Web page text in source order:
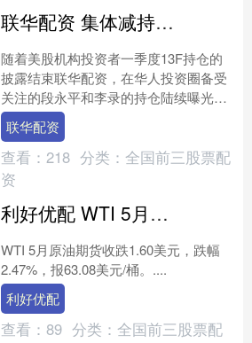
联华配资 集体减持！段永平、李录最新持仓曝光！
随着美股机构投资者一季度13F持仓的
披露结束联华配资，在华人投资圈备受
关注的段永平和李录的持仓陆续曝光。
一季度，段永平罕见地进行了一轮密集
的调仓。被认为是由段....
联华配资
查看： 218 分类： 全国前三股票配
资
利好优配 WTI 5月原油期货收跌1.60美元 跌幅2.47%
WTI 5月原油期货收跌1.60美元，跌幅
2.47%，报63.08美元/桶。....
利好优配
查看： 89 分类： 全国前三股票配